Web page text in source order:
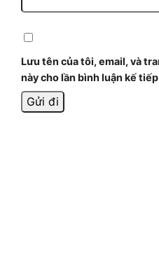
Lưu tên của tôi, email, và
này cho lần bình luận kế